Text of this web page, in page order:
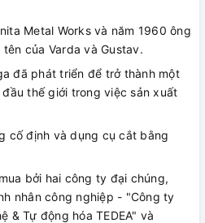
Metal Works và năm 1960 ông
của Varda và Gustav.
đã phát triển để trở thành một
thế giới trong việc sản xuất
cố định và dụng cụ cắt bằng
bởi hai công ty đại chúng,
nhân công nghiệp - "Công ty
& Tự động hóa TEDEA" và